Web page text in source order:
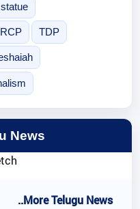
TDP
News
..More Telugu News